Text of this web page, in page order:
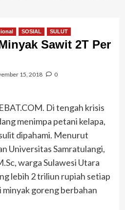
SOSIAL SULUT
Sawit 2T Per
15, 2018 0
Di tengah krisis
menimpa petani kelapa,
dipahami. Menurut
Universitas Samratulangi,
warga Sulawesi Utara
lebih 2 triliun rupiah setiap
goreng berbahan